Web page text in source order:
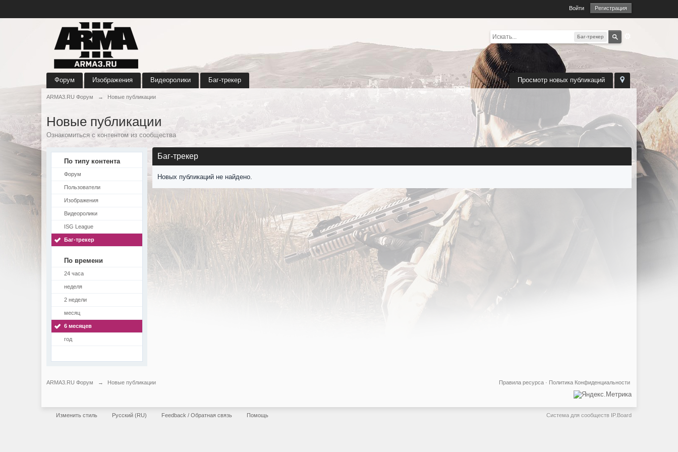
Войти Регистрация
Баг-трекер
Просмотр новых публикаций
Форум Изображения Видеоролики Баг-трекер
ARMA3.RU Форум → Новые публикации
Новые публикации
Ознакомиться с контентом из сообщества
По типу контента
Форум
Пользователи
Изображения
Видеоролики
ISG League
Баг-трекер
По времени
24 часа
неделя
2 недели
месяц
6 месяцев
год
Баг-трекер
Новых публикаций не найдено.
ARMA3.RU Форум → Новые публикации Политика Конфиденциальности
Правила ресурса ·
Изменить стиль Русский (RU) Feedback / Обратная связь Помощь Система для сообществ IP.Board